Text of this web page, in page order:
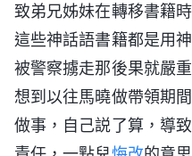
致弟兄姊妹在轉移書籍
這些神話語書籍都是用
被警察擄走那後果就嚴
想到以往馬曉做帶領期
做事，自己説了算，導